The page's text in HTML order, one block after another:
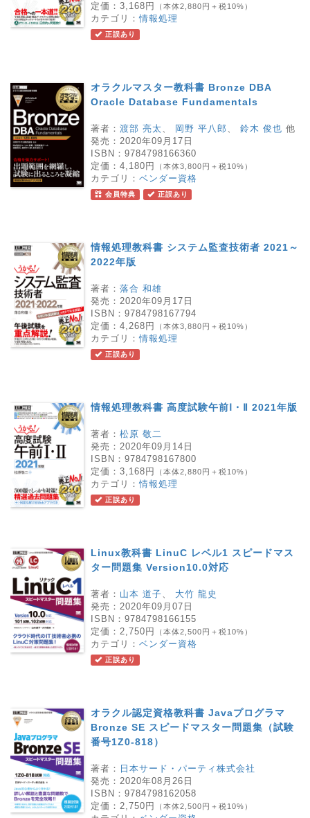
定価： 3,168円 （本体2,880円＋税10%）
カテゴリ：情報処理
正誤あり
オラクルマスター教科書 Bronze DBA
Oracle Database Fundamentals
著者： 渡部 亮太 岡野 平八郎 鈴木 俊也 他
発売： 2020年09月17日
ISBN： 9784798166360
定価： 4,180円 （本体3,800円＋税10%）
カテゴリ： ベンダー資格
会員特典 正誤あり
情報処理教科書 システム監査技術者 2021～
2022年版
著者： 落合 和雄
発売： 2020年09月17日
ISBN： 9784798167794
定価： 4,268円 （本体3,880円＋税10%）
カテゴリ：情報処理
正誤あり
情報処理教科書 高度試験午前Ⅰ・Ⅱ 2021年版
著者： 松原 敬二
発売： 2020年09月14日
ISBN： 9784798167800
定価： 3,168円 （本体2,880円＋税10%）
カテゴリ：情報処理
正誤あり
Linux教科書 LinuC レベル1 スピードマス
ター問題集 Version10.0対応
著者： 山本 道子
大竹 龍史
発売： 2020年09月07日
ISBN： 9784798166155
定価： 2,750円 （本体2,500円＋税10%）
カテゴリ： ベンダー資格
正誤あり
オラクル認定資格教科書 Javaプログラマ
Bronze SE スピードマスター問題集（試験
番号1Z0-818）
著者： 日本サード・パーティ株式会社
発売： 2020年08月26日
ISBN： 9784798162058
定価： 2,750円 （本体2,500円＋税10%）